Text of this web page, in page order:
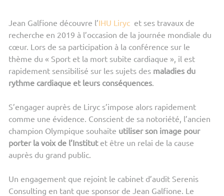
Jean Galfione découvre l’IHU Liryc et ses travaux de
recherche en 2019 à l’occasion de la journée mondiale du
cœur. Lors de sa participation à la conférence sur le
thème du « Sport et la mort subite cardiaque », il est
rapidement sensibilisé sur les sujets des maladies du
rythme cardiaque et leurs conséquences.
S’engager auprès de Liryc s’impose alors rapidement
comme une évidence. Conscient de sa notoriété, l’ancien
champion Olympique souhaite utiliser son image pour
porter la voix de l’Institutet être un relai de la cause
auprès du grand public.
Un engagement que rejoint le cabinet d’audit Serenis
Consulting en tant que sponsor de Jean Galfione. Le